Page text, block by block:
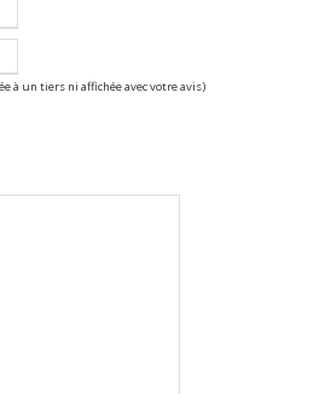
à un tiers ni affichée avec votre avis)